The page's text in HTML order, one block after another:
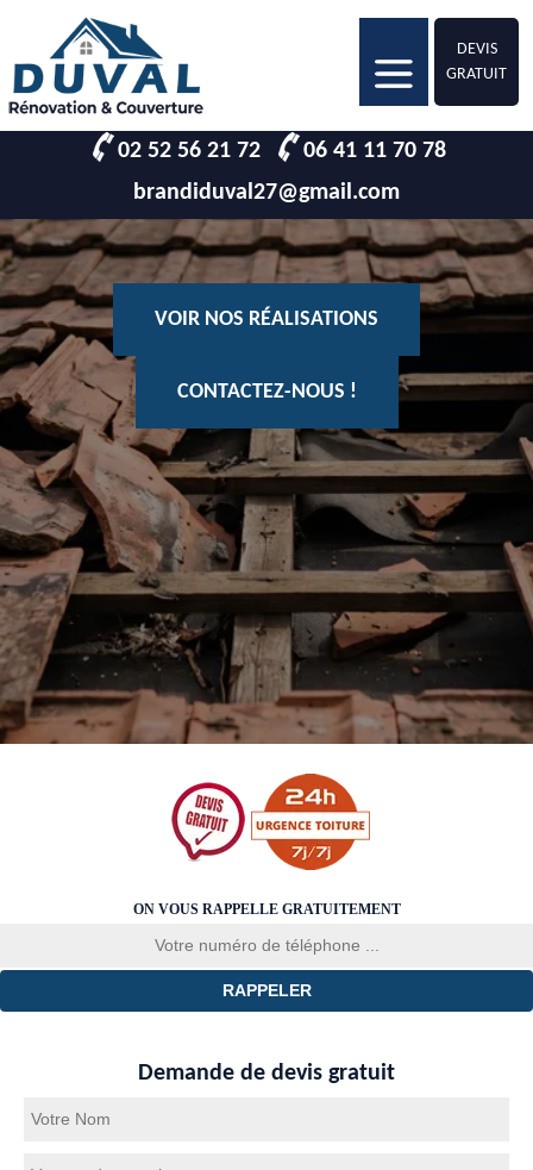
DEVIS
GRATUIT
02 52 56 21 72
06 41 11 70 78
brandiduval27@gmail.com
VOIR NOS RÉALISATIONS
CONTACTEZ-NOUS !
ON VOUS RAPPELLE GRATUITEMENT
Demande de devis gratuit